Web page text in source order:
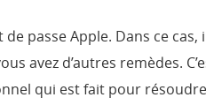
passe Apple. Dans ce cas,
avez d’autres remèdes.
qui est fait pour